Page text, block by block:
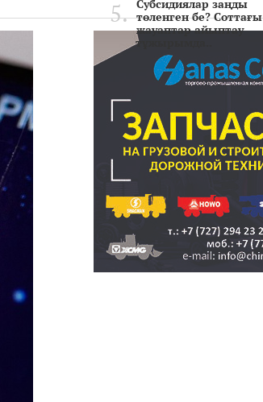
Субсидиялар заңды
төленген бе? Соттағы
жауаптар айыптау
тұжырымда..